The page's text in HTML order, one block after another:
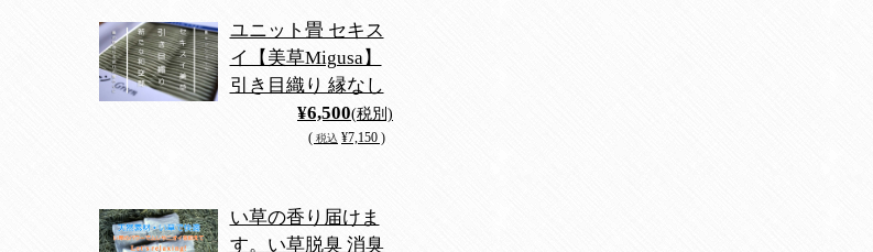
ユニット畳 セキス
イ【美草Migusa】
引き目織り 縁なし
¥6,500(税別)
( 税込 ¥7,150 )
い草の香り届けま
す。い草脱臭 消臭